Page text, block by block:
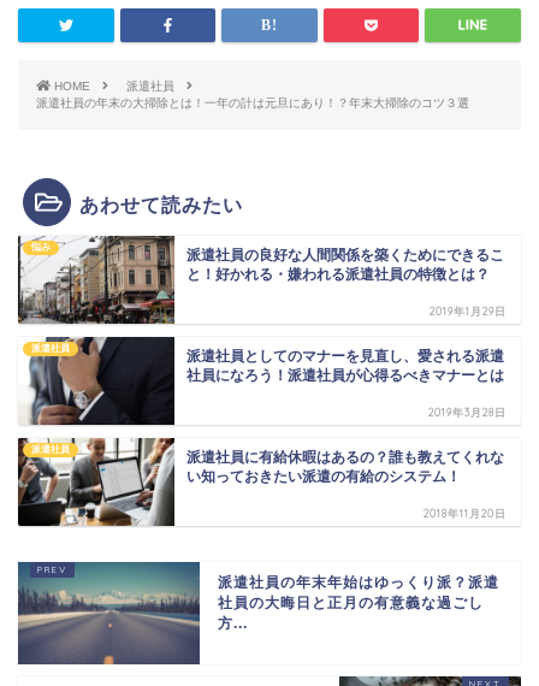
HOME
派遣社員
派遣社員の年末の大掃除とは！一年の計は元旦にあり！？年末大掃除のコツ３選
あわせて読みたい
悩み
派遣社員の良好な人間関係を築くためにできるこ
と！好かれる・嫌われる派遣社員の特徴とは？
2019年1月29日
派遣社員
派遣社員としてのマナーを見直し、愛される派遣
社員になろう！派遣社員が心得るべきマナーとは
2019年3月28日
派遣社員
派遣社員に有給休暇はあるの？誰も教えてくれな
い知っておきたい派遣の有給のシステム！
2018年11月20日
派遣社員の年末年始はゆっくり派？派遣
社員の大晦日と正月の有意義な過ごし
方...